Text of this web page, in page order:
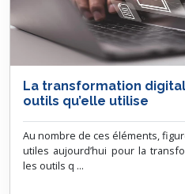
La transformation
outils qu’elle utilise
Au nombre de ces éléments,
utiles aujourd’hui pour la
les outils q ...